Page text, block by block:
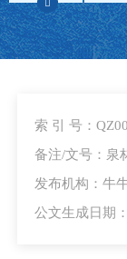
索 引 号：
备注/文号：泉
发布机构：牛
公文生成日期